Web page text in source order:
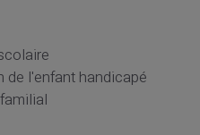
de l'enfant handicapé